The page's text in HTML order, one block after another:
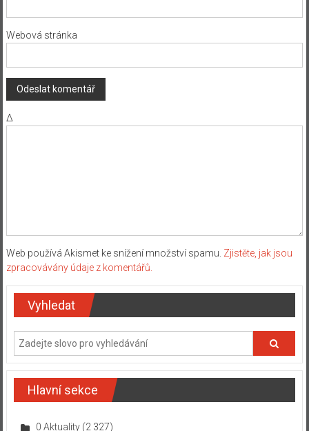
Webová stránka
Δ
Web používá Akismet ke snížení množství spamu. Zjistěte, jak jsou
zpracovávány údaje z komentářů.
Vyhledat
Hlavní sekce
0 Aktuality(2 327)